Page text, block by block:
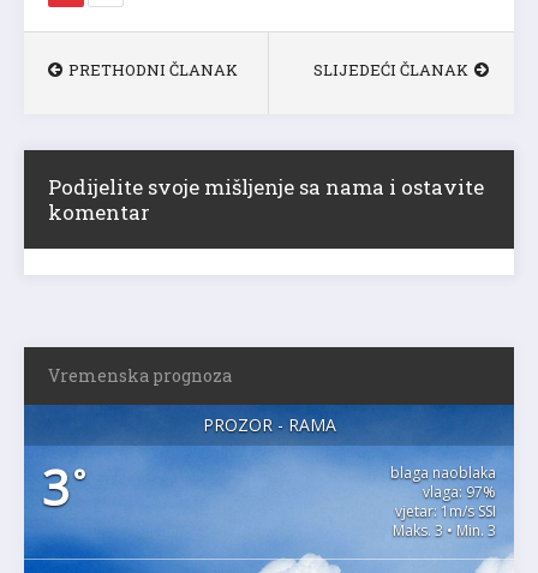
PRETHODNI ČLANAK SLIJEDEĆI ČLANAK
Podijelite svoje mišljenje sa nama i ostavite
komentar
Vremenska prognoza
PROZOR - RAMA
3°
blaga naoblaka
vlaga: 97%
vjetar: 1m/s SSI
Maks. 3 • Min. 3